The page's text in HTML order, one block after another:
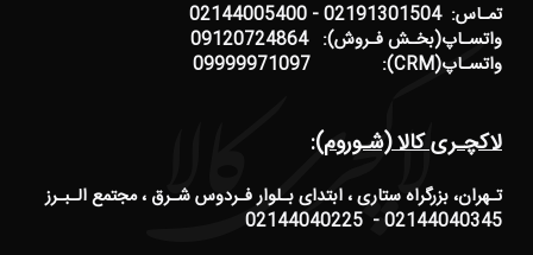
تمـاس: 02191301504 - 02144005400
واتسـاپ(بخـش فـروش): 09120724864
واتسـاپ(CRM): 09999971097
لاکچـری کالا (شـوروم):
تـهران، بزرگراه ستاری ، ابتدای بـلوار فـردوس شـرق ، مجتمع الـبـرز
02144040345 - 02144040225